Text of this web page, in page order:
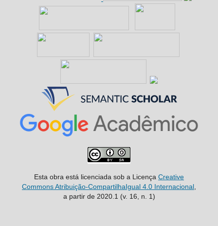
Esta obra está licenciada sob a Licença Creative
Commons Atribuição-CompartilhaIgual 4.0 Internacional
a partir de 2020.1 (v. 16, n. 1)